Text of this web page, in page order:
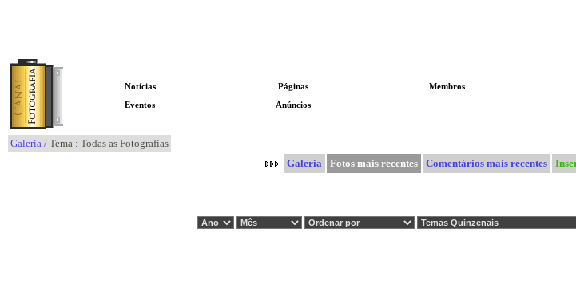
Notícias Páginas Membros
Eventos Anúncios
Galeria / Tema : Todas as Fotografias
Galeria
Fotos mais recentes Comentários mais recentes